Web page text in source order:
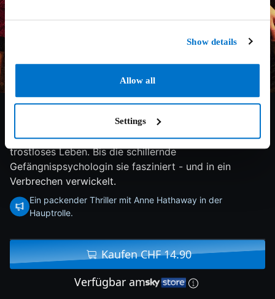
Show details
Allow all
Settings
5.8/10 2023 93 min Drama
Eileen fristet neben ihrem Job im Jugendgefängnis ein
trostloses Leben. Bis die schillernde
Gefängnispsychologin sie fasziniert - und in ein
Verbrechen verwickelt.
Ein packender Thriller mit Anne Hathaway in der
Hauptrolle.
Kaufen CHF 14.90
Verfügbar am